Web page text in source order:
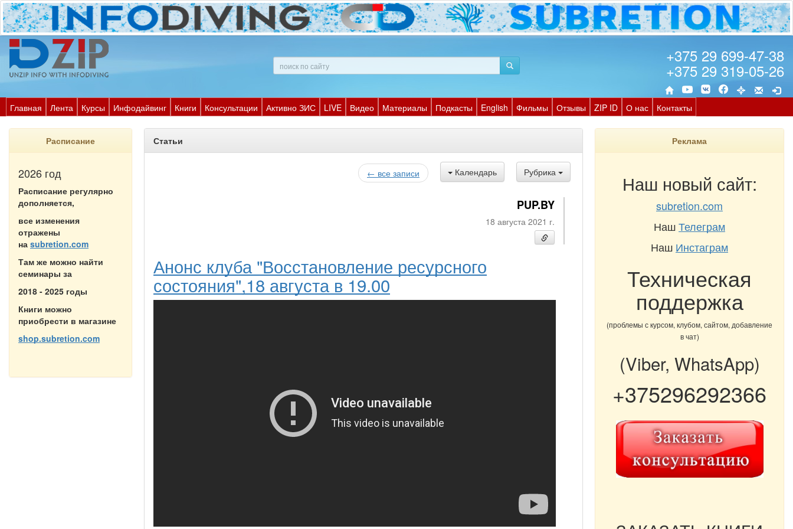
+375 29 699-47-38
+375 29 319-05-26
Главная Лента Курсы Инфодайвинг Книги Консультации Активно ЗИС LIVE Видео Материалы Подкасты English Фильмы Отзывы ZIP ID О нас Контакты
Расписание
2026 год
Расписание регулярно
дополняется,
все изменения
отражены
на subretion.com
Там же можно найти
семинары за
2018 - 2025 годы
Книги можно
приобрести в магазине
shop.subretion.com
Статьи
Рубрика
Календарь
← все записи
PUP.BY
18 августа 2021 г.
Анонс клуба "Восстановление ресурсного
состояния",18 августа в 19.00
Реклама
Наш новый сайт:
subretion.com
НашТелеграм
Наш Инстаграм
Техническая
поддержка
(проблемы с курсом, клубом, сайтом, добавление
в чат)
(Viber, WhatsApp)
+375296292366